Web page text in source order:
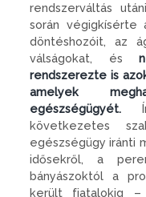
rendszerváltás
során végigkísérte
döntéshozóit, az
válságokat, és
rendszerezte is
amelyek
egészségügyét.
következetes
egészségügy iránti
idősekről, a
bányászoktól a
került fiatalokig –